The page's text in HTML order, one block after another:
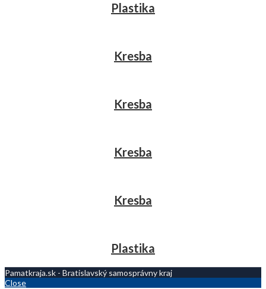
Plastika
Kresba
Kresba
Kresba
Kresba
Plastika
Pamatkraja.sk - Bratislavský samosprávny kraj
Close